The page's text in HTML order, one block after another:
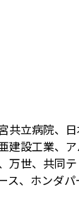
共立病院、
建設工業、
万世、共同
ス、ホンダ